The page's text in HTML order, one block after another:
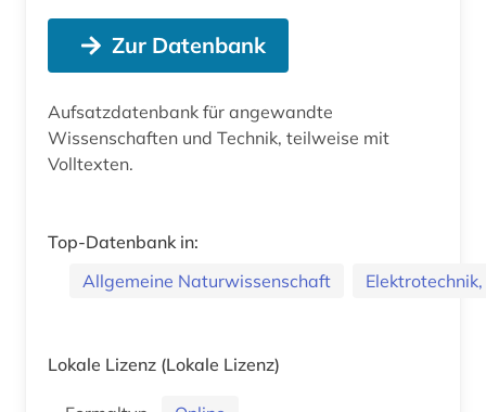
Zur Datenbank
Aufsatzdatenbank für angewandte
Wissenschaften und Technik, teilweise mit
Volltexten.
Top-Datenbank in:
Allgemeine Naturwissenschaft
Lokale Lizenz (Lokale Lizenz)